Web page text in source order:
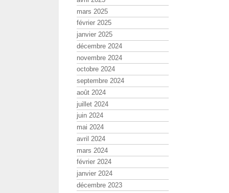
mars 2025
février 2025
janvier 2025
décembre 2024
novembre 2024
octobre 2024
septembre 2024
août 2024
juillet 2024
juin 2024
mai 2024
avril 2024
mars 2024
février 2024
janvier 2024
décembre 2023